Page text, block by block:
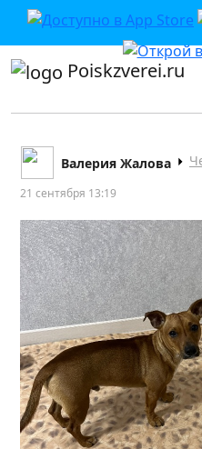
Poiskzverei.ru
Валерия Жалова
21 сентября 13:19